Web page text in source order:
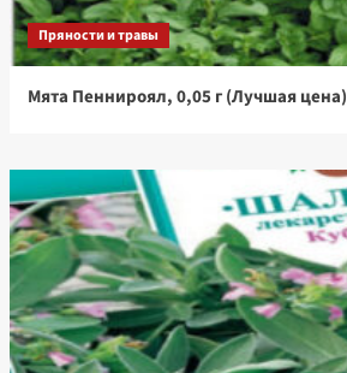
Пряности и травы
Мята Пеннироял, 0,05 г (Лучшая цена)